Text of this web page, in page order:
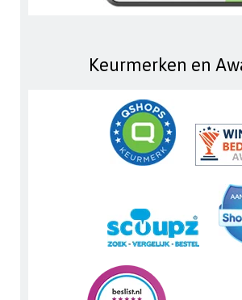
Keurmerken en